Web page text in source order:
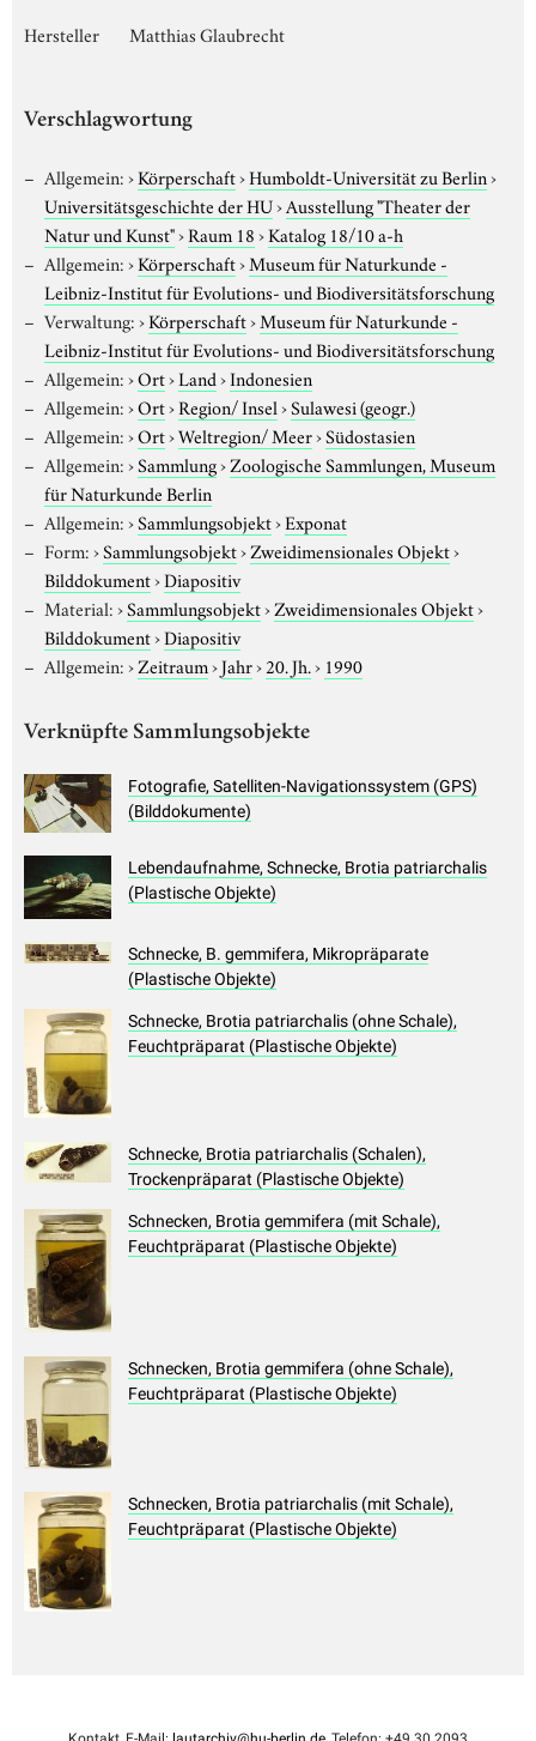
Hersteller
Matthias Glaubrecht
Verschlagwortung
Allgemein:›Körperschaft›Humboldt-Universität zu Berlin›
Universitätsgeschichte der HU›Ausstellung "Theater der
Natur und Kunst"›Raum 18›Katalog 18/10 a-h
Allgemein:›Körperschaft›Museum für Naturkunde -
Leibniz-Institut für Evolutions- und Biodiversitätsforschung
Verwaltung:›Körperschaft›Museum für Naturkunde -
Leibniz-Institut für Evolutions- und Biodiversitätsforschung
Allgemein:›Ort›Land›Indonesien
Allgemein:›Ort›Region/ Insel›Sulawesi (geogr.)
Allgemein:›Ort›Weltregion/ Meer›Südostasien
Allgemein:›Sammlung›Zoologische Sammlungen, Museum
für Naturkunde Berlin
Allgemein:›Sammlungsobjekt›Exponat
Form:›Sammlungsobjekt›Zweidimensionales Objekt›
Bilddokument›Diapositiv
Material:›Sammlungsobjekt›Zweidimensionales Objekt›
Bilddokument›Diapositiv
Allgemein:›Zeitraum›Jahr›20. Jh.› 1990
Verknüpfte Sammlungsobjekte
Fotografie, Satelliten-Navigationssystem (GPS)
(Bilddokumente)
Lebendaufnahme, Schnecke, Brotia patriarchalis
(Plastische Objekte)
Schnecke, B. gemmifera, Mikropräparate
(Plastische Objekte)
Schnecke, Brotia patriarchalis (ohne Schale),
Feuchtpräparat (Plastische Objekte)
Schnecke, Brotia patriarchalis (Schalen),
Trockenpräparat (Plastische Objekte)
Schnecken, Brotia gemmifera (mit Schale),
Feuchtpräparat (Plastische Objekte)
Schnecken, Brotia gemmifera (ohne Schale),
Feuchtpräparat (Plastische Objekte)
Schnecken, Brotia patriarchalis (mit Schale),
Feuchtpräparat (Plastische Objekte)